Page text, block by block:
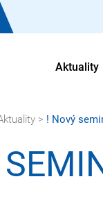
Aktuality
> ! Nový